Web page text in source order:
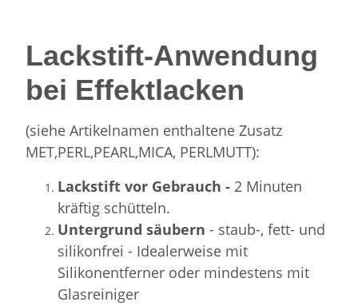
Lackstift-Anwendung
bei Effektlacken
(siehe Artikelnamen enthaltene Zusatz
MET,PERL,PEARL,MICA, PERLMUTT):
Lackstift vor Gebrauch - 2 Minuten
kräftig schütteln.
Untergrund säubern - staub-, fett- und
silikonfrei - Idealerweise mit
Silikonentferner oder mindestens mit
Glasreiniger